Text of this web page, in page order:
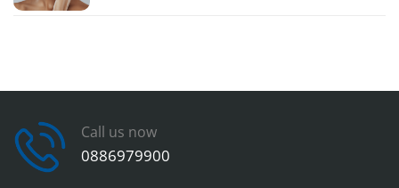
Call us now
0886979900